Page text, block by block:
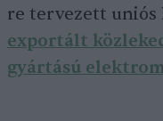
re tervezett uniós
exportált
gyártású